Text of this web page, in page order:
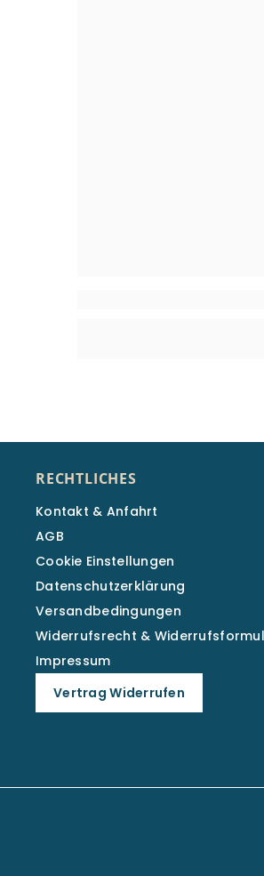
RECHTLICHES
Kontakt & Anfahrt
AGB
Cookie Einstellungen
Datenschutzerklärung
Versandbedingungen
Widerrufsrecht &
Impressum
Vertrag Widerrufen